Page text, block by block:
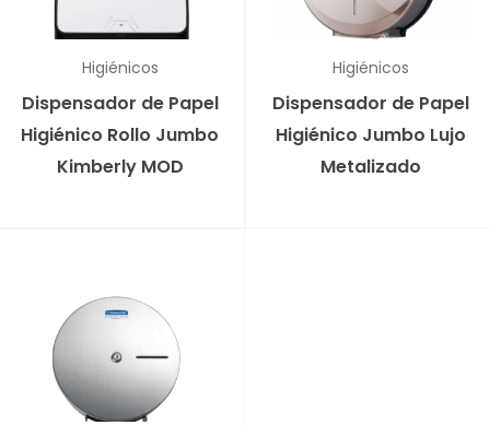
Higiénicos
Dispensador de Papel
Higiénico Rollo Jumbo
Kimberly MOD
Higiénicos
Dispensador de Papel
Higiénico Jumbo Lujo
Metalizado